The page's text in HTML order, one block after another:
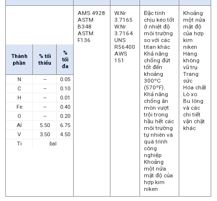
Thành
phần
% tối
thiểu
%
tối
đa
N
–
0.05
C
–
0.10
H
–
0.01
Fe
–
0.40
O
–
0.20
Al
5.50
6.75
V
3.50
4.50
Ti
bal
AMS 4928
ASTM
B348
ASTM
F136
W.Nr
3.7165
W.Nr
3.7164
UNS
R56400
AWS
151
Đặc tính
chịu kéo tốt
ở nhiệt độ
môi trường
so với các
titan khác
Khả năng
chống đứt
tốt đến
khoảng
300ºC
(570ºF).
Khả năng
chống ăn
mòn vượt
trội trong
hầu hết các
môi trường
tự nhiên và
quá trình
công
nghiệp
Khoảng
một nửa
mật độ của
hợp kim
niken
Khoảng
một nửa
mật độ
của hợp
kim
niken
Hàng
không
vũ trụ
Trang
sức
Hóa chất
Lò xo
Bu lông
và các
chi tiết
vặn chặt
khác